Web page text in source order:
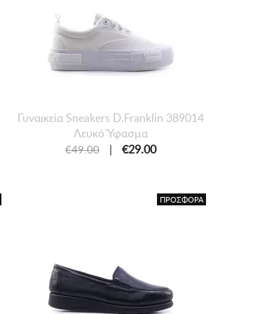
Γυναικεία Sneakers D.Franklin 389014
Λευκό Ύφασμα
€49.00 | €29.00
ΠΡΟΣΦΟΡΑ